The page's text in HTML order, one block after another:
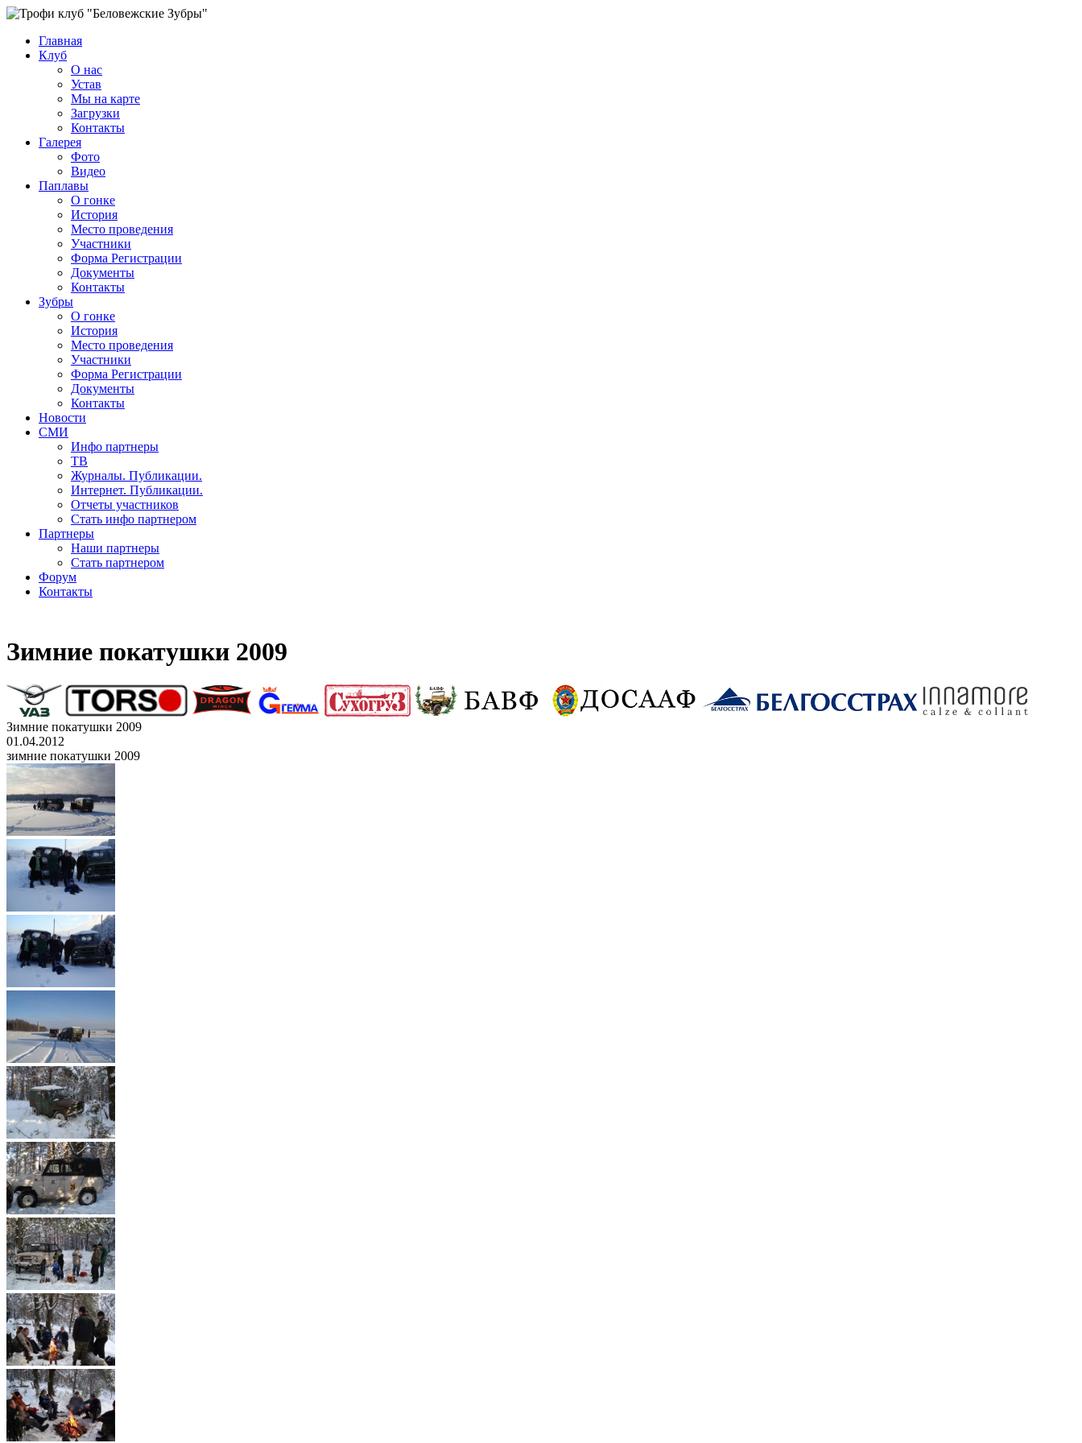
Главная
Клуб
О нас
Устав
Мы на карте
Загрузки
Контакты
Галерея
Фото
Видео
Паплавы
О гонке
История
Место проведения
Участники
Форма Регистрации
Документы
Контакты
Зубры
О гонке
История
Место проведения
Участники
Форма Регистрации
Документы
Контакты
Новости
СМИ
Инфо партнеры
ТВ
Журналы. Публикации.
Интернет. Публикации.
Отчеты участников
Стать инфо партнером
Партнеры
Наши партнеры
Стать партнером
Форум
Контакты
Зимние покатушки 2009
Зимние покатушки 2009
01.04.2012
зимние покатушки 2009